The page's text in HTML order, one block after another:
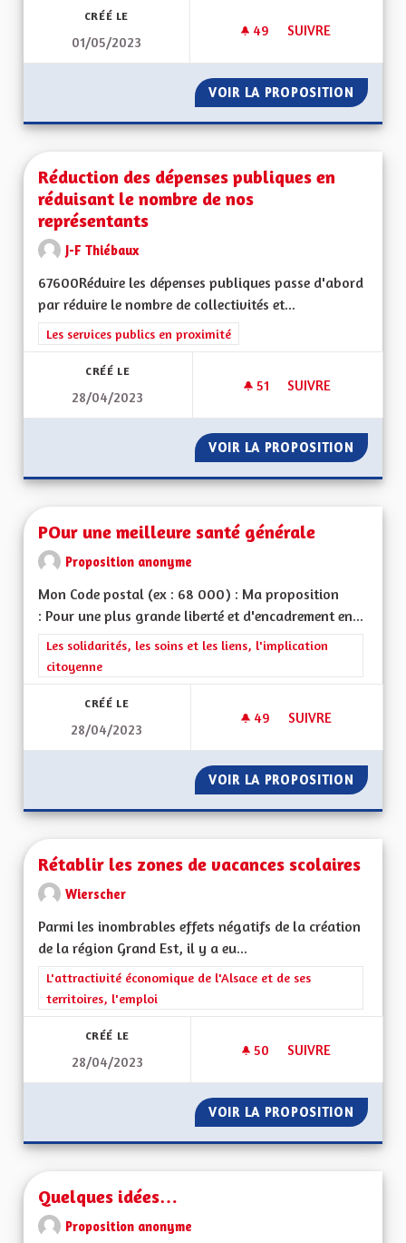
CRÉÉ LE
01/05/2023
49 49 ABONNÉS
SUIVRE
VOIR LA PROPOSITION
Réduction des dépenses publiques en
réduisant le nombre de nos
représentants
J-F Thiébaux
67600Réduire les dépenses publiques passe d'abord
par réduire le nombre de collectivités et...
Filtrer les résultats de la catégorie : Les services publics en
Les services publics en proximité
CRÉÉ LE
28/04/2023
51 51 ABONNÉS
SUIVRE
VOIR LA PROPOSITION
POur une meilleure santé générale
Proposition anonyme
Mon Code postal (ex : 68 000) : Ma proposition
: Pour une plus grande liberté et d'encadrement en...
Filtrer les résultats de la catégorie : Les solidarités, les soins
Les solidarités, les soins et les liens, l'implication
citoyenne
CRÉÉ LE
28/04/2023
49 49 ABONNÉS
SUIVRE
VOIR LA PROPOSITION POUR
Rétablir les zones de vacances scolaires
Wierscher
Parmi les inombrables effets négatifs de la création
de la région Grand Est, il y a eu...
Filtrer les résultats de la catégorie : L'attractivité
L'attractivité économique de l'Alsace et de ses
territoires, l'emploi
CRÉÉ LE
28/04/2023
50 50 ABONNÉS
SUIVRE
VOIR LA PROPOSITION
Quelques idées…
Proposition anonyme